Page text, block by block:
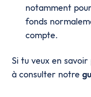
notamment
fonds
compte.
Si tu veux en savoir
à consulter notre